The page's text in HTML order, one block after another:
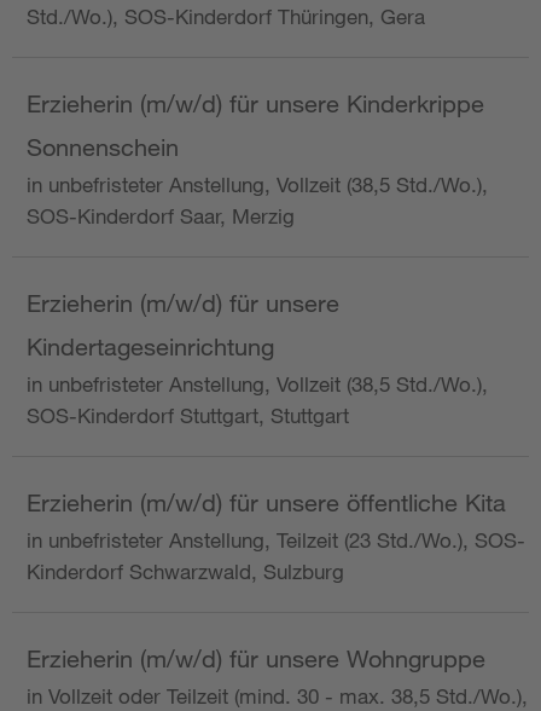
Std./Wo.), SOS-Kinderdorf Thüringen, Gera
Erzieherin (m/w/d) für unsere Kinderkrippe
Sonnenschein
in unbefristeter Anstellung, Vollzeit (38,5 Std./Wo.),
SOS-Kinderdorf Saar, Merzig
Erzieherin (m/w/d) für unsere
Kindertageseinrichtung
in unbefristeter Anstellung, Vollzeit (38,5 Std./Wo.),
SOS-Kinderdorf Stuttgart, Stuttgart
Erzieherin (m/w/d) für unsere öffentliche Kita
in unbefristeter Anstellung, Teilzeit (23 Std./Wo.), SOS-
Kinderdorf Schwarzwald, Sulzburg
Erzieherin (m/w/d) für unsere Wohngruppe
in Vollzeit oder Teilzeit (mind. 30 - max. 38,5 Std./Wo.),